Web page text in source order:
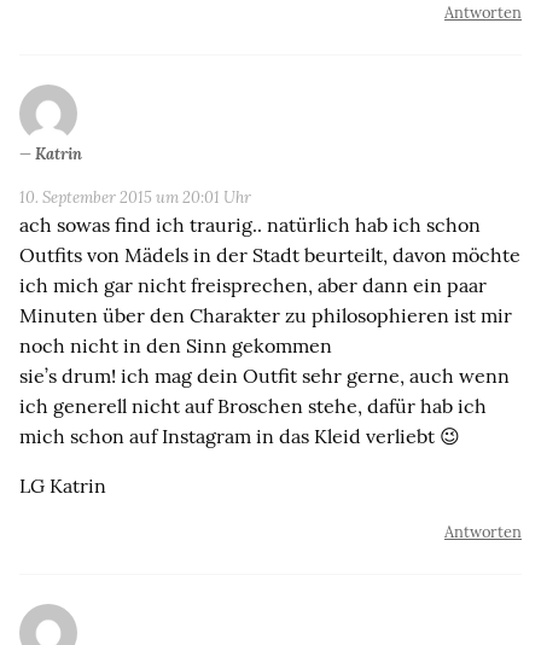
Antworten
Katrin
10. September 2015 um 20:01 Uhr
ach sowas find ich traurig.. natürlich hab ich schon
Outfits von Mädels in der Stadt beurteilt, davon möchte
ich mich gar nicht freisprechen, aber dann ein paar
Minuten über den Charakter zu philosophieren ist mir
noch nicht in den Sinn gekommen
sie’s drum! ich mag dein Outfit sehr gerne, auch wenn
ich generell nicht auf Broschen stehe, dafür hab ich
mich schon auf Instagram in das Kleid verliebt 😉
LG Katrin
Antworten